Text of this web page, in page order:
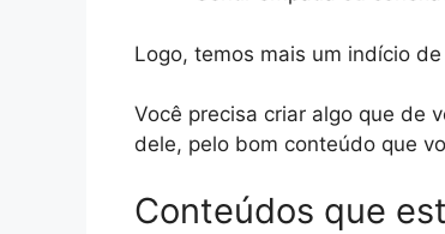
Logo, temos mais um indício
Você precisa criar algo que de
dele, pelo bom conteúdo que
Conteúdos que